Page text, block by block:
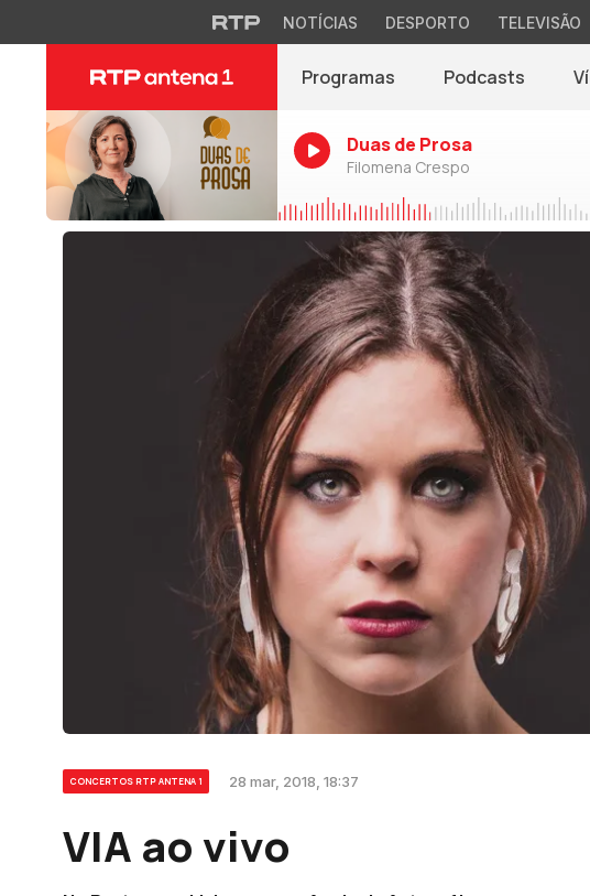
NOTÍCIAS DESPORTO TELEVISÃO
Programas Podcasts
Duas de Prosa
Filomena Crespo
CONCERTOS RTP ANTENA 1 28 mar, 2018, 18:37
VIA ao vivo